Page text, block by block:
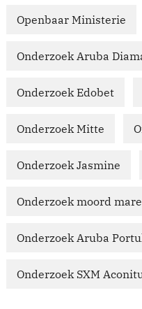
Openbaar Ministerie
Onderzoek Aruba
Onderzoek Edobet
Onderzoek Mitte
Onderzoek Jasmine
Onderzoek moord
Onderzoek Aruba
Onderzoek SXM